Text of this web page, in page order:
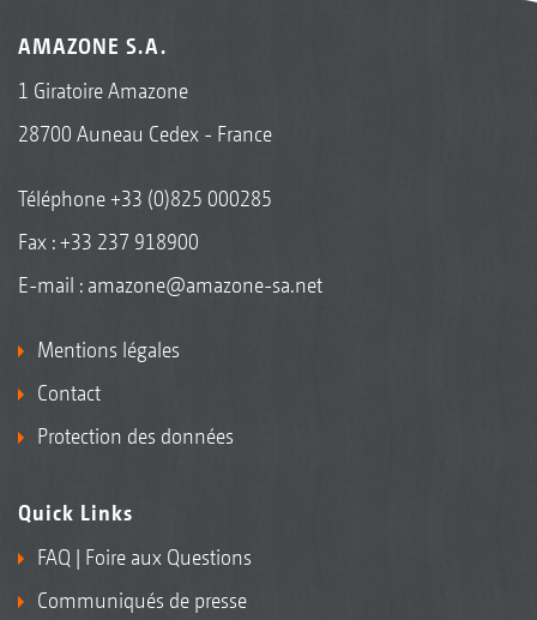
AMAZONE S.A.
1 Giratoire Amazone
28700 Auneau Cedex - France
Téléphone+33 (0)825 000285
Fax : +33 237 918900
E-mail : amazone@amazone-sa.net
Mentions légales
Contact
Protection des données
Quick Links
FAQ | Foire aux Questions
Communiqués de presse